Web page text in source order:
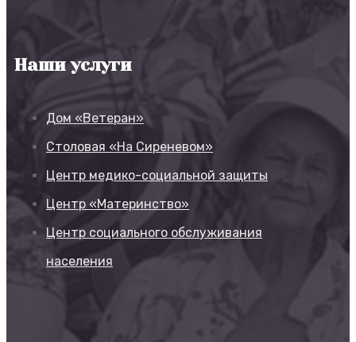
Наши услуги
Дом «Ветеран»
Столовая «На Сиреневом»
Центр медико-социальной защиты
Центр «Материнство»
Центр социального обслуживания
населения